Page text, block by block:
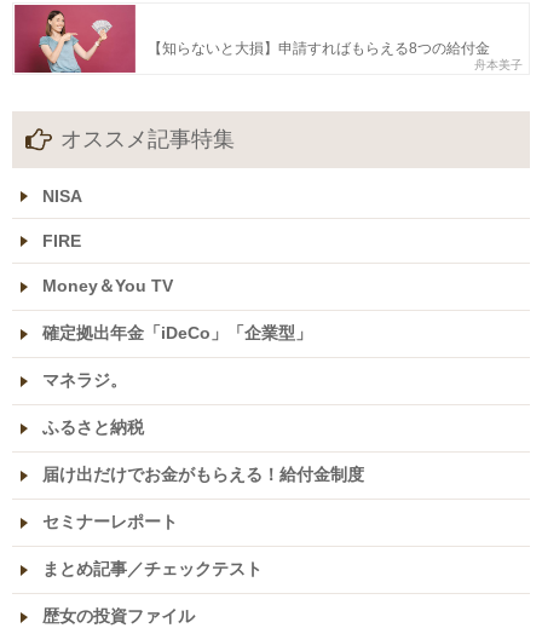
【知らないと大損】申請すればもらえる8つの給付金
舟本美子
オススメ記事特集
NISA
FIRE
Money＆You TV
確定拠出年金「iDeCo」「企業型」
マネラジ。
ふるさと納税
届け出だけでお金がもらえる！給付金制度
セミナーレポート
まとめ記事／チェックテスト
歴女の投資ファイル